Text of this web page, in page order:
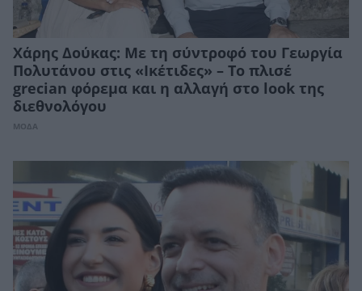
Χάρης Δούκας: Με τη σύντροφό του Γεωργία
Πολυτάνου στις «Ικέτιδες» – Το πλισέ
grecian φόρεμα και η αλλαγή στο look της
διεθνολόγου
ΜΟΔΑ